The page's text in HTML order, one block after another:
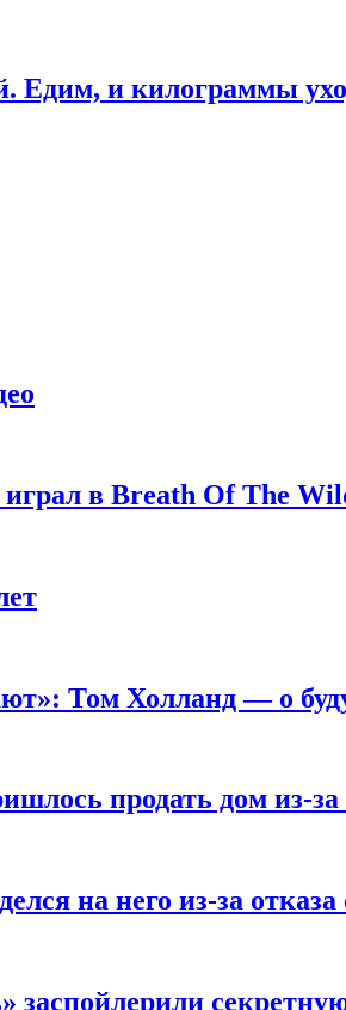
Едим, и килограммы
в Breath Of The
Том Холланд — о
продать дом из-за
на него из-за
заспойлерили